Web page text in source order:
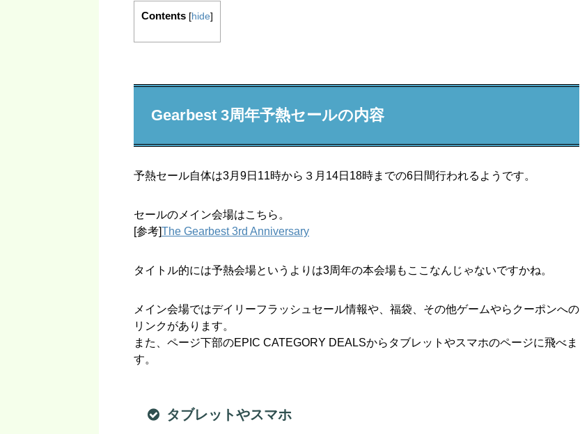
Contents [hide]
Gearbest 3周年予熱セールの内容
予熱セール自体は3月9日11時から３月14日18時までの6日間行われるようです。
セールのメイン会場はこちら。
[参考]The Gearbest 3rd Anniversary
タイトル的には予熱会場というよりは3周年の本会場もここなんじゃないですかね。
メイン会場ではデイリーフラッシュセール情報や、福袋、その他ゲームやらクーポンへの
リンクがあります。
また、ページ下部のEPIC CATEGORY DEALSからタブレットやスマホのページに飛べま
す。
タブレットやスマホ